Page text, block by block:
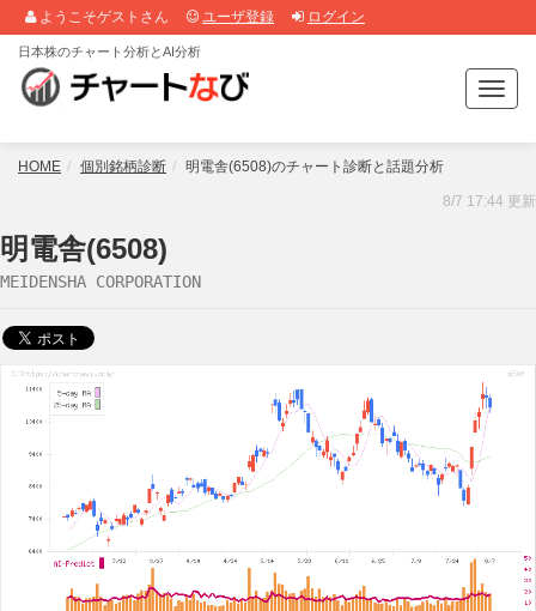
ようこそゲストさん ユーザ登録 ログイン
T
o
g
e
i
日本株のチャート分析とAI分析
HOME 個別銘柄診断 明電舎(6508)のチャート診断と話題分析
8/7 17:44 更新
明電舎(6508)
MEIDENSHA CORPORATION